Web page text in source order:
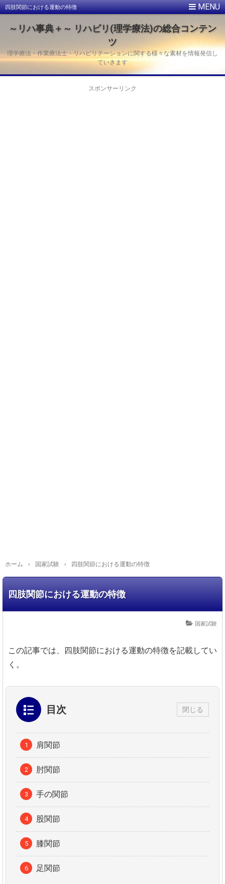
四肢関節における運動の特徴
～リハ事典＋～ リハビリ(理学療法)の総合コンテン
ツ
理学療法・作業療法士・リハビリテーションに関する様々な素材を情報発信し
ていきます
スポンサーリンク
ホーム › 国家試験 › 四肢関節における運動の特徴
四肢関節における運動の特徴
国家試験
この記事では、四肢関節における運動の特徴を記載してい
く。
目次 閉じる
肩関節
肘関節
手の関節
股関節
膝関節
足関節